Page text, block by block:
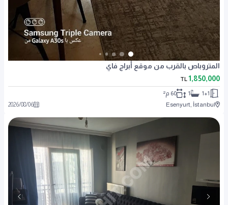
المتروباص بالقرب من موقع أبراج فاي
1,850,000
TL
1+1
1
60 م²
Esenyurt, İstanbul
2026/08/06